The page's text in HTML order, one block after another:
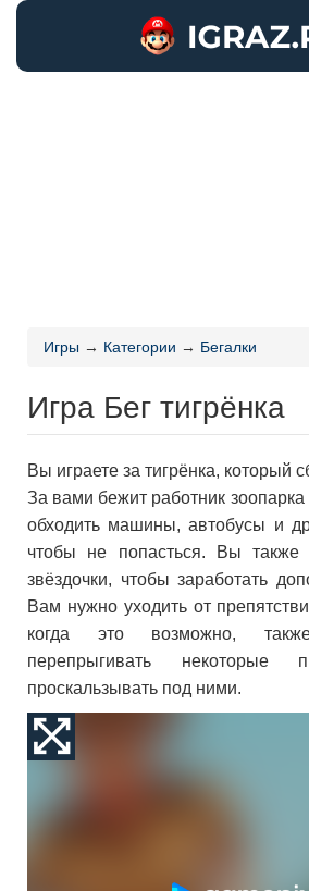
Игры → Категории → Бегалки
Игра Бег тигрёнка
Вы играете за тигрёнка, который
За вами бежит работник
обходить машины, автобусы и
чтобы не попасться. Вы также
звёздочки, чтобы заработать
Вам нужно уходить от
когда это возможно,
перепрыгивать некоторые
проскальзывать под ними.